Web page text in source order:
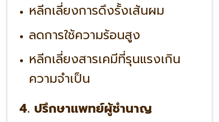
หลีกเลี่ยงการดึงรั้งเส้นผม
ลดการใช้ความร้อนสูง
หลีกเลี่ยงสารเคมีที่รุนแรงเกิน
ความจำเป็น
4. ปรึกษาแพทย์ผู้ชำนาญ